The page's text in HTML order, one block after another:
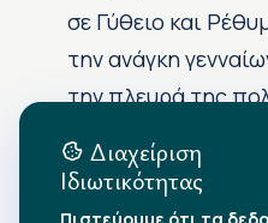
σε Γύθειο και
την ανάγκη
την πλευρά της
Αρχείο
Διαχείριση
Ιδιωτικότητας